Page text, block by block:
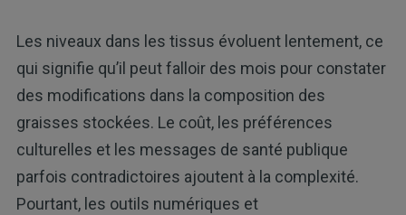
Les niveaux dans les tissus évoluent lentement, ce
qui signifie qu’il peut falloir des mois pour constater
des modifications dans la composition des
graisses stockées. Le coût, les préférences
culturelles et les messages de santé publique
parfois contradictoires ajoutent à la complexité.
Pourtant, les outils numériques et